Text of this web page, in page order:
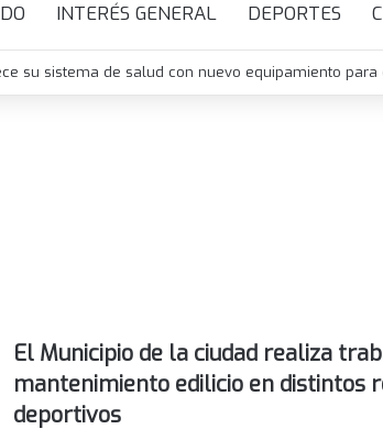
INTERÉS GENERAL DEPORTES
su sistema de salud con nuevo equipamiento
El Municipio de la ciudad realiza
mantenimiento edilicio en distintos
deportivos